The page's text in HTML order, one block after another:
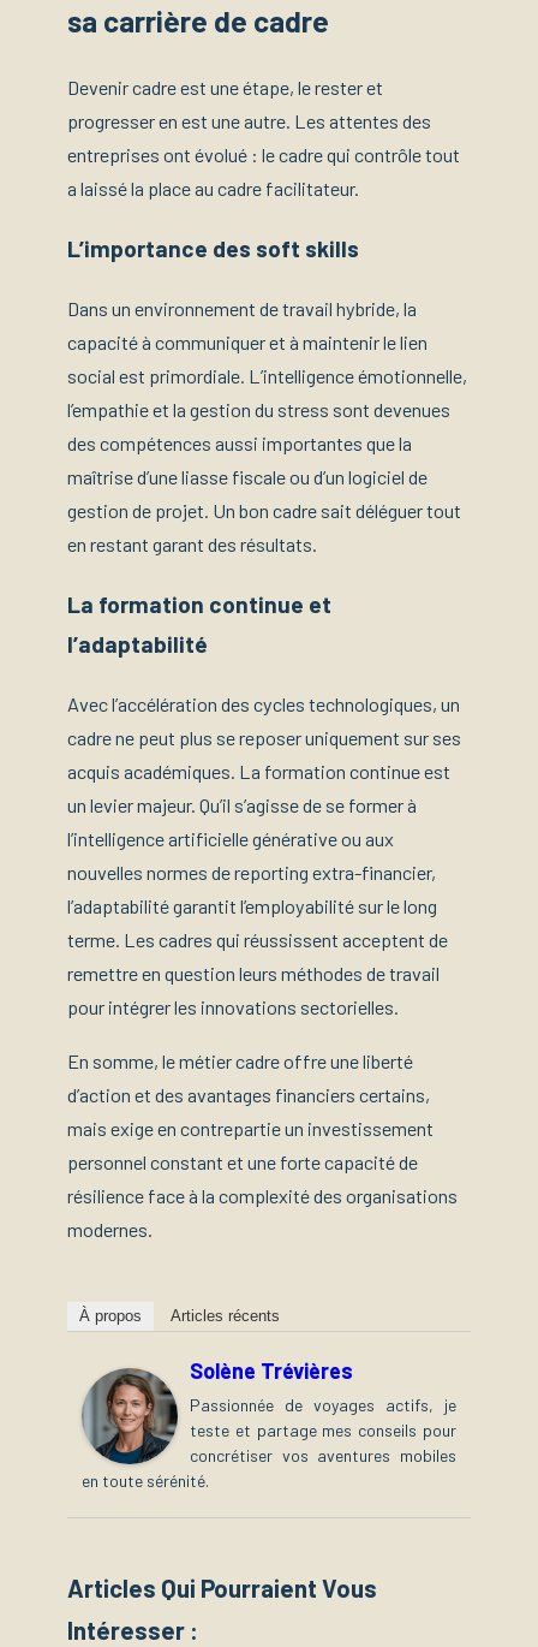
sa carrière de cadre
Devenir cadre est une étape, le rester et
progresser en est une autre. Les attentes des
entreprises ont évolué : le cadre qui contrôle tout
a laissé la place au cadre facilitateur.
L’importance des soft skills
Dans un environnement de travail hybride, la
capacité à communiquer et à maintenir le lien
social est primordiale. L’intelligence émotionnelle,
l’empathie et la gestion du stress sont devenues
des compétences aussi importantes que la
maîtrise d’une liasse fiscale ou d’un logiciel de
gestion de projet. Un bon cadre sait déléguer tout
en restant garant des résultats.
La formation continue et
l’adaptabilité
Avec l’accélération des cycles technologiques, un
cadre ne peut plus se reposer uniquement sur ses
acquis académiques. La formation continue est
un levier majeur. Qu’il s’agisse de se former à
l’intelligence artificielle générative ou aux
nouvelles normes de reporting extra-financier,
l’adaptabilité garantit l’employabilité sur le long
terme. Les cadres qui réussissent acceptent de
remettre en question leurs méthodes de travail
pour intégrer les innovations sectorielles.
En somme, le métier cadre offre une liberté
d’action et des avantages financiers certains,
mais exige en contrepartie un investissement
personnel constant et une forte capacité de
résilience face à la complexité des organisations
modernes.
À propos Articles récents
Solène Trévières
Passionnée de voyages actifs, je
teste et partage mes conseils pour
concrétiser vos aventures mobiles
en toute sérénité.
Articles Qui Pourraient Vous
Intéresser :